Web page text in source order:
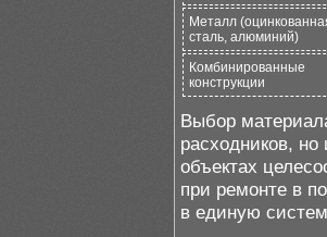
Металл
сталь, алюминий)
Комбинированные
конструкции
Выбор
расходников,
объектах
при ремонте в
в единую